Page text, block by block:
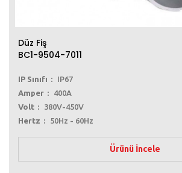
Düz Fiş
BC1-9504-7011
IP Sınıfı
IP67
Amper
400A
Volt
380V-450V
Hertz
50Hz - 60Hz
Ürünü İncele